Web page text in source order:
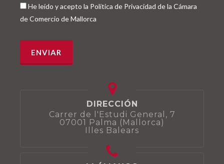
He leído y acepto la Política de Privacidad de la Cámara
de Comercio de Mallorca
DIRECCIÓN
Carrer de l'Estudi General, 7
07001 Palma (Mallorca)
Illes Balears